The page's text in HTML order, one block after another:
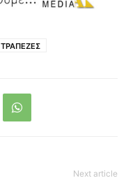
ΤΡΑΠΕΖΕΣ
Next article